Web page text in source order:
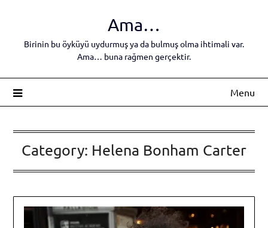
content
Ama…
Birinin bu öyküyü uydurmuş ya da bulmuş olma ihtimali var.
Ama… buna rağmen gerçektir.
Menu
Category: Helena Bonham Carter